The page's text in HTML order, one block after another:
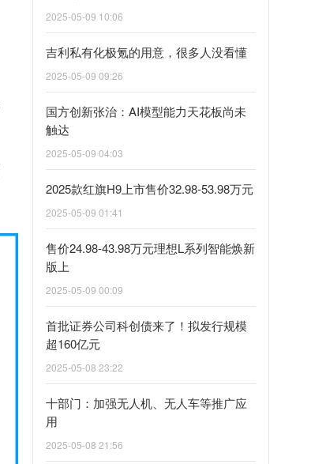
2025-05-09 10:06
吉利私有化极氪的用意，很多人没看懂
2025-05-09 09:26
国方创新张治：AI模型能力天花板尚未
触达
2025-05-09 04:03
2025款红旗H9上市售价32.98-53.98万元
2025-05-09 01:41
售价24.98-43.98万元理想L系列智能焕新
版上
2025-05-09 00:09
首批证券公司科创债来了！拟发行规模
超160亿元
2025-05-08 23:22
十部门：加强无人机、无人车等推广应
用
2025-05-08 21:56